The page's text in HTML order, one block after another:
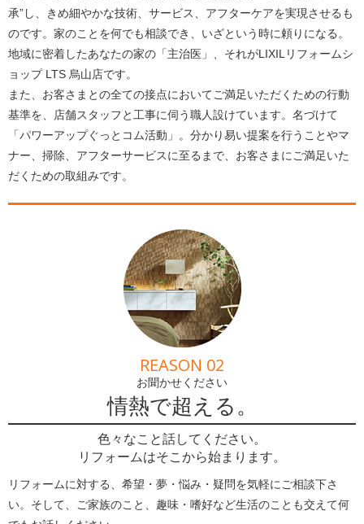
承”し、きめ細やかな技術、サービス、アフターケアを実現させるも
のです。家のことを何でも相談でき、いざという時に頼りになる。
地域に密着したあなたの家の「主治医」、それがLIXILリフォームシ
ョップ LTS 烏山店です。
また、お客さまとの全ての接点においてご満足いただくための行動
基準を、店舗スタッフと工事に伺う職人設けています。名づけて
「パワーアップぐっとコム活動」。分かり易い提案を行うことやマ
ナー、掃除、アフターサービスに至るまで、お客さまにご満足いた
だくための取組みです。
REASON 02
お聞かせください
情熱で超える。
色々なこと話してください。
リフォームはそこから始まります。
リフォームに対する、希望・夢・悩み・疑問を気軽にご相談下さ
い。そして、ご家族のこと、趣味・嗜好など生活のことも交えて何